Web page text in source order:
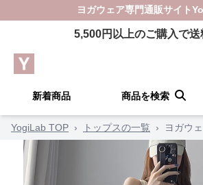
ヨガウェア専門通販サイト
5,500円以上のご購入で
新着商品 商品を検索
YogiLab TOP › トップスの一覧 › ヨガウ